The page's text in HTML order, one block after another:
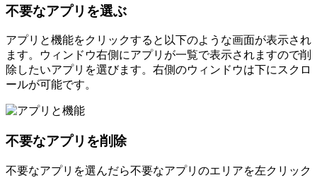
不要なアプリを選ぶ
アプリと機能をクリックすると以下のような画面が表示され
ます。ウィンドウ右側にアプリが一覧で表示されますので削
除したいアプリを選びます。右側のウィンドウは下にスクロ
ールが可能です。
不要なアプリを削除
不要なアプリを選んだら不要なアプリのエリアを左クリック